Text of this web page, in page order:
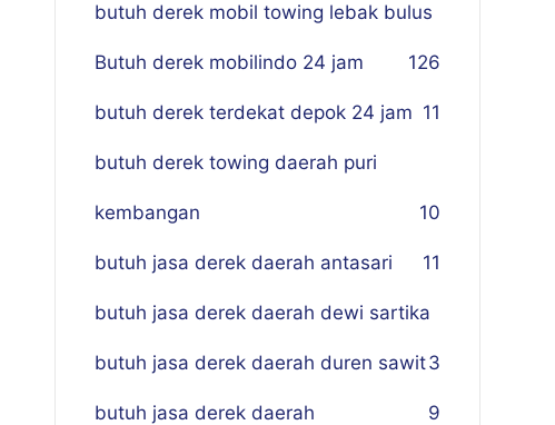
butuh derek mobil towing lebak bulus
26
Butuh derek mobilindo 24 jam 1
butuh derek terdekat depok 24 jam 11
butuh derek towing daerah puri
kembangan 10
butuh jasa derek daerah antasari 11
butuh jasa derek daerah dewi sartika
3
butuh jasa derek daerah duren sawit
9
butuh jasa derek daerah